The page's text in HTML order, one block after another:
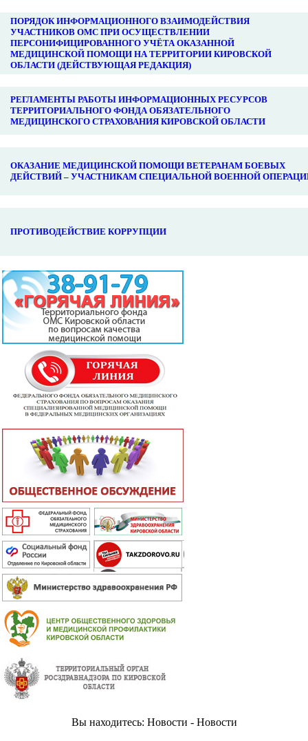
ПОРЯДОК ИНФОРМАЦИОННОГО ВЗАИМОДЕЙСТВИЯ
УЧАСТНИКОВ ОМС ПРИ ОСУЩЕСТВЛЕНИИ
ПЕРСОНИФИЦИРОВАННОГО УЧЁТА ОКАЗАННОЙ
МЕДИЦИНСКОЙ ПОМОЩИ НА ТЕРРИТОРИИ КИРОВСКОЙ
ОБЛАСТИ (ДЕЙСТВУЮЩАЯ РЕДАКЦИЯ)
РЕГЛАМЕНТЫ РАБОТЫ ИНФОРМАЦИОННЫХ РЕСУРСОВ
ТЕРРИТОРИАЛЬНОГО ФОНДА ОБЯЗАТЕЛЬНОГО
МЕДИЦИНСКОГО СТРАХОВАНИЯ КИРОВСКОЙ ОБЛАСТИ
ОКАЗАНИЕ МЕДИЦИНСКОЙ ПОМОЩИ ВЕТЕРАНАМ БОЕВЫХ
ДЕЙСТВИЙ – УЧАСТНИКАМ СПЕЦИАЛЬНОЙ ВОЕННОЙ
ПРОТИВОДЕЙСТВИЕ КОРРУПЦИИ
Вы находитесь: Новости - Новости